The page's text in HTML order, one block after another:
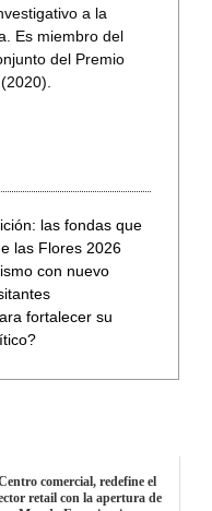
a la
Es miembro del
del Premio
las fondas que
las Flores 2026
con nuevo
fortalecer su
comercial, redefine el
retail con la apertura de